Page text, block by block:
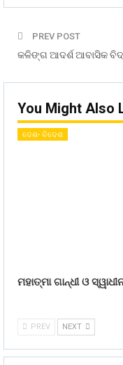
PREV POST
କଳିଙ୍ଗ ଆଦର୍ଶ ଆବାସିକ
You Might Also
ଦେଶ- ବିଦେଶ
ମହାତ୍ମା ଗାନ୍ଧୀ ଓ
PREV NEXT